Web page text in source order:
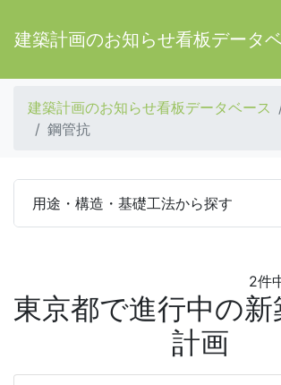
建築計画のお知らせ看板データ
建築計画のお知らせ看板データベース
鋼管抗
用途・構造・基礎工法から探す
2件
東京都で進行中の新
計画